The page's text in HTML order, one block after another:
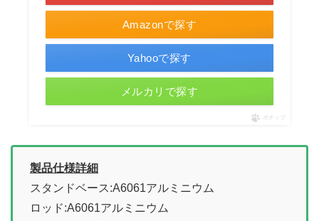
Amazonで探す
Yahooで探す
メルカリで探す
ポチップ
製品仕様詳細
スタンドベース:A6061アルミニウム
ロッド:A6061アルミニウム